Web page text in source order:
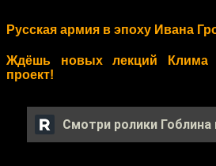
Русская армия в эпоху Ивана
Ждёшь новых лекций Клима
проект!
Смотри ролики Гоблина